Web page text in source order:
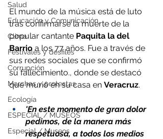
Salud
Educación y Comunicación
Clima
Festivales y desfiles
Corrupción
Marchas y protestas
Ecología
ESPECIAL / MUSEOS
Especial / Museos
El mundo de la música está de luto
tras confirmarse la muerte de la
popular cantante Paquita la del
Barrio a los 77 años. Fue a través de
sus redes sociales que se confirmó
su fallecimiento., donde se destacó
que murió en su casa en Veracruz.
'En este momento de gran dolor
pedimos, de la manera más
respetuosa, a todos los medios